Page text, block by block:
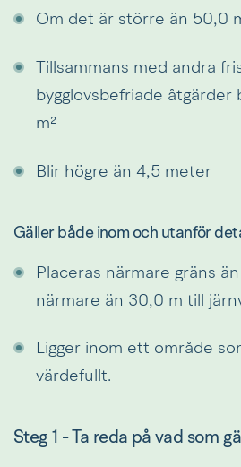
Om det är större än 50,0
Tillsammans med andra
bygglovsbefriade åtgärder
m²
Blir högre än 4,5 meter
Gäller både inom och utanför
Placeras närmare gräns
närmare än 30,0 m till
Ligger inom ett område
värdefullt.
Steg 1 - Ta reda på vad som